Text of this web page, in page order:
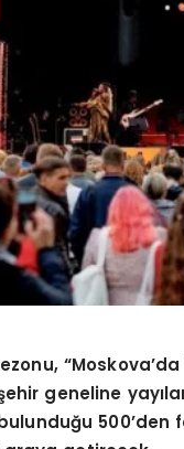
geneline
500’den